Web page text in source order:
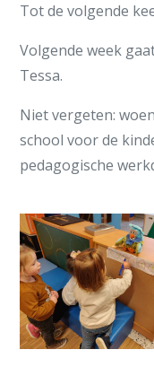
Tot de volgende
Volgende week
Tessa.
Niet vergeten:
school voor de
pedagogische